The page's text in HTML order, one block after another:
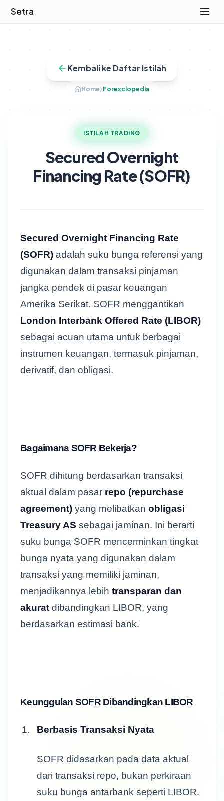
Setra
Kembali ke Daftar Istilah
Home/Forexclopedia
ISTILAH TRADING
Secured Overnight
Financing Rate (SOFR)
Secured Overnight Financing Rate
(SOFR) adalah suku bunga referensi yang
digunakan dalam transaksi pinjaman
jangka pendek di pasar keuangan
Amerika Serikat. SOFR menggantikan
London Interbank Offered Rate (LIBOR)
sebagai acuan utama untuk berbagai
instrumen keuangan, termasuk pinjaman,
derivatif, dan obligasi.
Bagaimana SOFR Bekerja?
SOFR dihitung berdasarkan transaksi
aktual dalam pasar repo (repurchase
agreement) yang melibatkan obligasi
Treasury AS sebagai jaminan. Ini berarti
suku bunga SOFR mencerminkan tingkat
bunga nyata yang digunakan dalam
transaksi yang memiliki jaminan,
menjadikannya lebih transparan dan
akurat dibandingkan LIBOR, yang
berdasarkan estimasi bank.
Keunggulan SOFR Dibandingkan LIBOR
Berbasis Transaksi Nyata
SOFR didasarkan pada data aktual
dari transaksi repo, bukan perkiraan
suku bunga antarbank seperti LIBOR.